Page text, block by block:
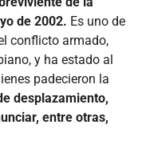
de 2002. Es uno de
conflicto armado,
y ha estado al
padecieron la
desplazamiento,
entre otras,